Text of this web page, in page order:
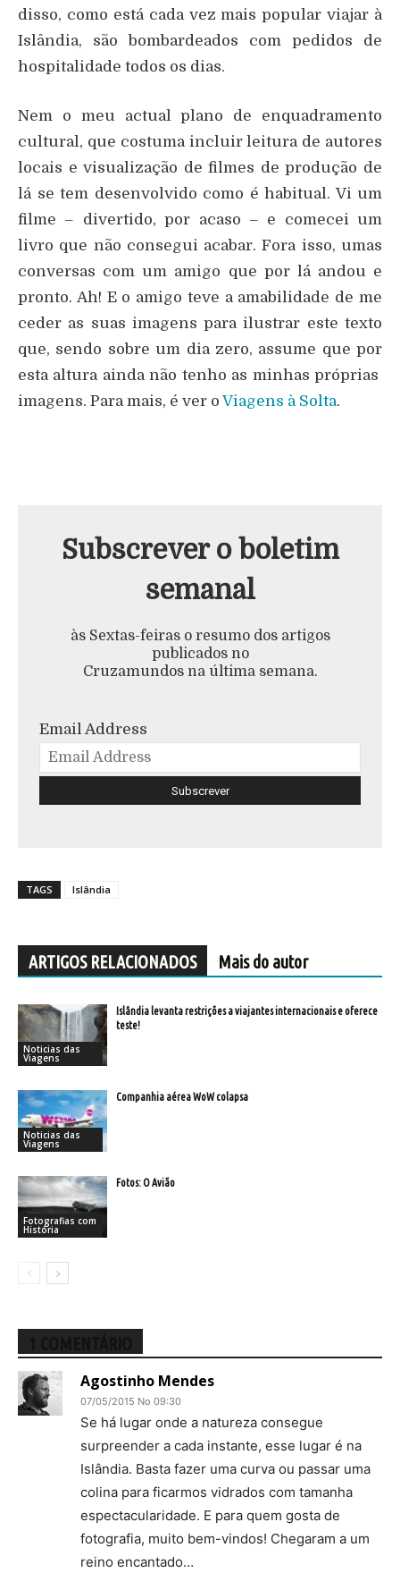
disso, como está cada vez mais popular viajar à
Islândia, são bombardeados com pedidos de
hospitalidade todos os dias.
Nem o meu actual plano de enquadramento
cultural, que costuma incluir leitura de autores
locais e visualização de filmes de produção de
lá se tem desenvolvido como é habitual. Vi um
filme – divertido, por acaso – e comecei um
livro que não consegui acabar. Fora isso, umas
conversas com um amigo que por lá andou e
pronto. Ah! E o amigo teve a amabilidade de me
ceder as suas imagens para ilustrar este texto
que, sendo sobre um dia zero, assume que por
esta altura ainda não tenho as minhas próprias
imagens. Para mais, é ver oViagens à Solta.
Subscrever o boletim
semanal
às Sextas-feiras o resumo dos artigos
publicados no
Cruzamundos na última semana.
Email Address
TAGS Islândia
ARTIGOS RELACIONADOS Mais do autor
Noticias das
Viagens
Islândia levanta restrições a viajantes internacionais e oferece
teste!
Noticias das
Viagens
Companhia aérea WoW colapsa
Fotografias com
História
Fotos: O Avião
Agostinho Mendes
07/05/2015 No 09:30
Se há lugar onde a natureza consegue
surpreender a cada instante, esse lugar é na
Islândia. Basta fazer uma curva ou passar uma
colina para ficarmos vidrados com tamanha
espectacularidade. E para quem gosta de
fotografia, muito bem-vindos! Chegaram a um
reino encantado…